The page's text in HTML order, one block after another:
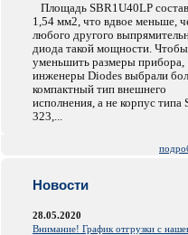
Площадь SBR1U40LP
1,54 мм2, что вдвое меньше,
любого другого
диода такой мощности. Чтобы
уменьшить размеры прибора,
инженеры Diodes выбрали
компактный тип внешнего
исполнения, а не корпус типа
323,...
Новости
28.05.2020
Внимание! График отгрузки с